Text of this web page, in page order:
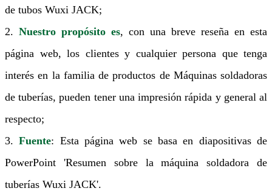
de tubos Wuxi JACK;
2. Nuestro propósito es, con una breve reseña en esta
página web, los clientes y cualquier persona que tenga
interés en la familia de productos de Máquinas soldadoras
de tuberías, pueden tener una impresión rápida y general al
respecto;
3.Fuente: Esta página web se basa en diapositivas de
PowerPoint 'Resumen sobre la máquina soldadora de
tuberías Wuxi JACK'.